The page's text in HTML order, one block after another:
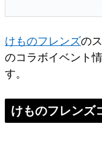
けものフレンズの
のコラボイベント
す。
けものフレンズ